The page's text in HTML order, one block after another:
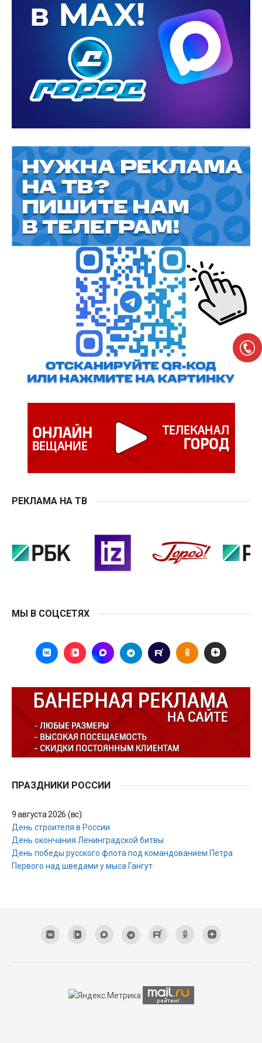
РЕКЛАМА НА ТВ
МЫ В СОЦСЕТЯХ
ПРАЗДНИКИ РОССИИ
9 августа 2026 (вс):
День строителя в России
День окончания Ленинградской битвы
День победы русского флота под командованием Петра
Первого над шведами у мыса Гангут